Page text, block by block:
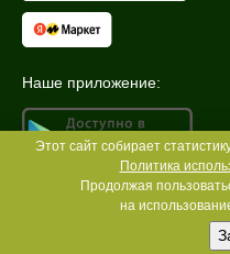
Наше приложение:
Этот сайт собирает
Политика
Продолжая
на